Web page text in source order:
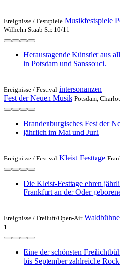
Ereignisse / Festspiele Musikfestspiele
Wilhelm Staab Str. 10/11
Herausragende Künstler aus
in Potsdam und Sanssouci.
Ereignisse / Festival intersonanzen
Fest der Neuen Musik Potsdam,
Brandenburgisches Fest der
jährlich im Mai und Juni
Ereignisse / Festival Kleist-Festtage
Die Kleist-Festtage ehren
Frankfurt an der Oder
Ereignisse / Freiluft/Open-Air
1
Eine der schönsten
bis September zahlreiche